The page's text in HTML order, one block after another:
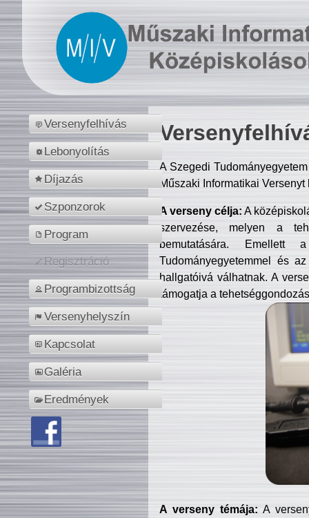
Versenyfelhívás
Lebonyolítás
Díjazás
Szponzorok
Program
Regisztráció
Programbizottság
Versenyhelyszín
Kapcsolat
Galéria
Eredmények
A Szegedi
Műszaki Informatikai
A verseny célja: A
szervezése, melyen a
bemutatására. Emellett
Tudományegyetemmel és
hallgatóivá válhatnak. A
támogatja a
A verseny témája: A